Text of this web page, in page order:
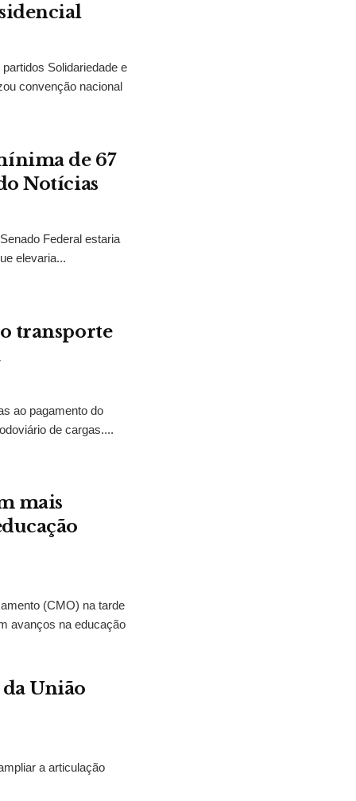
Solidariedade e
convenção nacional
de 67
Notícias
Federal estaria
elevaria...
transporte
ao pagamento do
de cargas....
mais
(CMO) na tarde
avanços na educação
União
a articulação